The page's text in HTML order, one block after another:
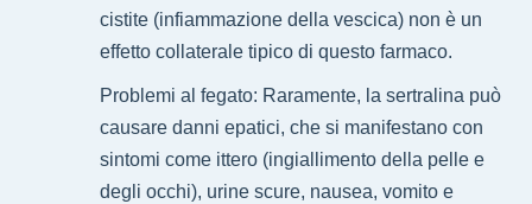
cistite (infiammazione della vescica) non è un
effetto collaterale tipico di questo farmaco.
Problemi al fegato: Raramente, la sertralina può
causare danni epatici, che si manifestano con
sintomi come ittero (ingiallimento della pelle e
degli occhi), urine scure, nausea, vomito e